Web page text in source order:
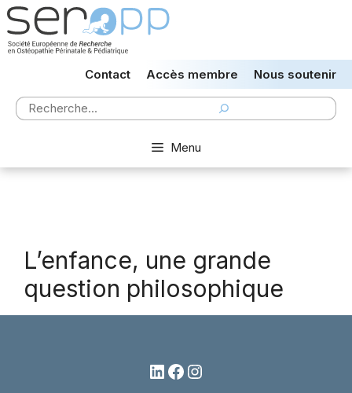
Aller
au
contenu
Contact Accès membre Nous soutenir
Rechercher
Menu
L’enfance, une grande
question philosophique
LinkedIn
Facebook
Instagram